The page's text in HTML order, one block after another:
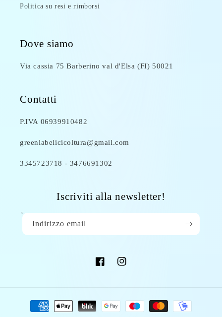
Politica su resi e rimborsi
Dove siamo
Via cassia 75 Barberino val d'Elsa (FI) 50021
Contatti
P.IVA 06939910482
greenlabelicicoltura@gmail.com
3345723718 - 3476691302
Iscriviti alla newsletter!
Indirizzo email
FacebookInstagram
Metodi